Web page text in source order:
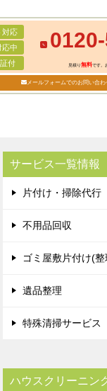
対応
応中
付
見積り無料です。
メールフォームでのお問い合わ
サービス一覧情報
片付け・掃除代行
不用品回収
ゴミ屋敷片付け(整
遺品整理
特殊清掃サービス
ハウスクリーニン